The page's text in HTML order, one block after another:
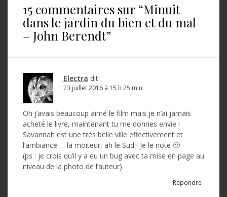
15 commentaires sur “Minuit
dans le jardin du bien et du mal
– John Berendt”
Electra dit :
23 juillet 2016 à 15 h 25 min
Oh j’avais beaucoup aimé le film mais je n’ai jamais
acheté le livre, maintenant tu me donnes envie !
Savannah est une très belle ville effectivement et
l’ambiance … la moiteur, ah le Sud ! Je le note 🙂
(ps : je crois qu’il y a eu un bug avec ta mise en page au
niveau de la photo de l’auteur)
Répondre